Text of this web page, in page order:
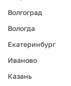
Волгоград
Вологда
Екатеринбург
Иваново
Казань